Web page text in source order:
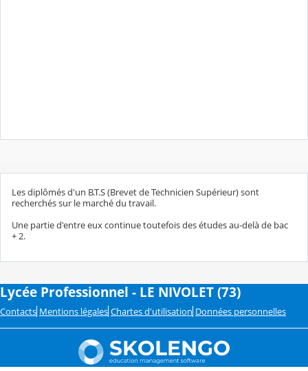
Les diplômés d'un B.T.S (Brevet de Technicien Supérieur) sont
recherchés sur le marché du travail.
Une partie d'entre eux continue toutefois des études au-delà de bac
+ 2.
Lycée Professionnel - LE NIVOLET (73)
Contacts Mentions légales Chartes d'utilisation Données personnelles